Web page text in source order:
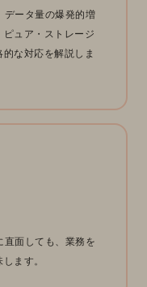
データ量の爆発的増
ュア・ストレージ
な対応を解説しま
直面しても、業務を
ます。